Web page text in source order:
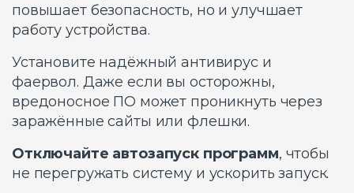
повышает безопасность, но и улучшает
работу устройства.
Установите надёжный антивирус и
фаервол. Даже если вы осторожны,
вредоносное ПО может проникнуть через
заражённые сайты или флешки.
Отключайте автозапуск программ, чтобы
не перегружать систему и ускорить запуск.